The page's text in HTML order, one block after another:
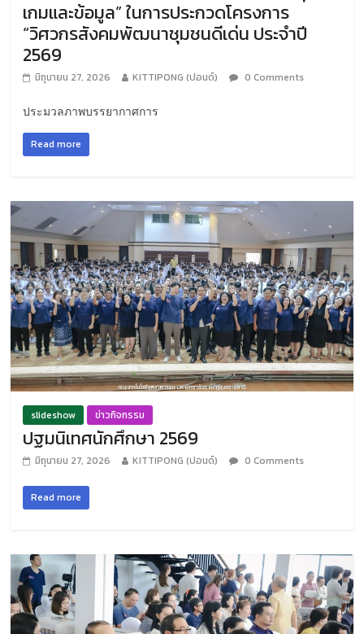
เกมและข้อมูล” ในการประกวดโครงการ
“วิศวกรสังคมพัฒนาชุมชนดีเด่น ประจำปี
2569
มิถุนายน 27, 2026 KITTIPONG (ปอนด์) 0 Comments
ประมวลภาพบรรยากาศการ
Read more
slideshow ข่าวกิจกรรม
ปฐมนิเทศนักศึกษา 2569
มิถุนายน 27, 2026 KITTIPONG (ปอนด์) 0 Comments
Read more